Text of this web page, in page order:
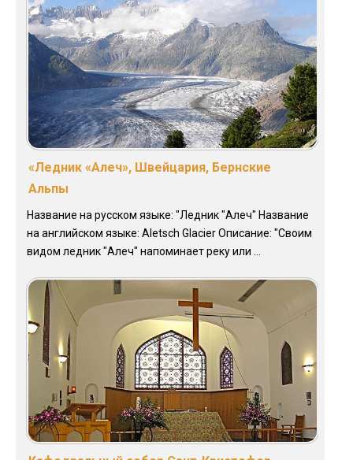
«Ледник «Алеч», Швейцария, Бернские
Альпы
Название на русском языке: "Ледник "Алеч" Название
на английском языке: Aletsch Glacier Описание: "Своим
видом ледник "Алеч" напоминает реку или ...